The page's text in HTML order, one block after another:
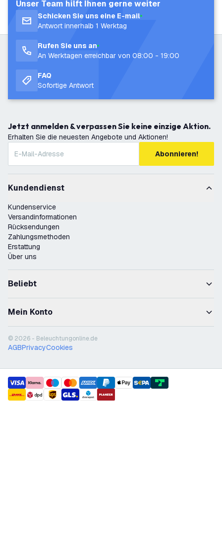
Unser Team hilft Ihnen gerne weiter
Schicken Sie uns eine E-mail
Antwort innerhalb 1 Werktag
Rufen Sie uns an
An Werktagen erreichbar von 08:00 - 19:00
FAQ
Sofortige Antwort
Jetzt anmelden & verpassen Sie keine einzige Aktion.
Erhalten Sie die neuesten Angebote und Aktionen!
Abonnieren!
Kundendienst
Kundenservice
Versandinformationen
Rücksendungen
Zahlungsmethoden
Erstattung
Über uns
Beliebt
Mein Konto
© 2026 - Beleuchtungonline.de
AGBPrivacyCookies
payment methods
shipment methods